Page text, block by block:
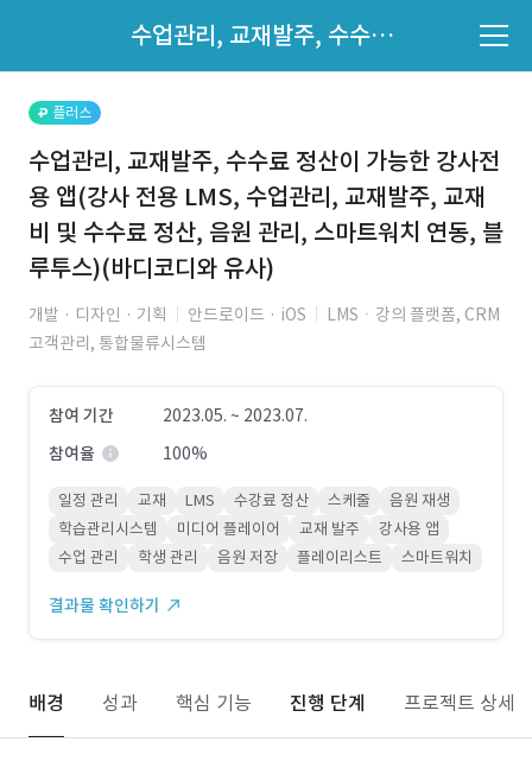
수업관리, 교재발주, 수수료 정산이 가능한 강사전용 앱(강사 전용 LMS, 수업관리, 교재발주, 교재비 및 수수료 정산, 음원 관리, 스마트워치 연동, 블루투스)(바디코디와 유사)
지원자 목록 바로가기
플러스
수업관리, 교재발주, 수수료 정산이 가능한 강사전
용 앱(강사 전용 LMS, 수업관리, 교재발주, 교재
비 및 수수료 정산, 음원 관리, 스마트워치 연동, 블
루투스)(바디코디와 유사)
개발 · 디자인 · 기획 안드로이드 · iOS
LMSㆍ강의 플랫폼, CRM
고객관리, 통합물류시스템
참여 기간
2023.05. ~ 2023.07.
참여율
100%
일정 관리 교재 LMS 수강료 정산 스케줄
음원 재생
학습관리시스템
미디어 플레이어 교재 발주
강사용 앱
수업 관리
학생 관리 음원 저장 플레이리스트 스마트워치
결과물 확인하기
배경 성과 핵심 기능 진행 단계 프로젝트 상세